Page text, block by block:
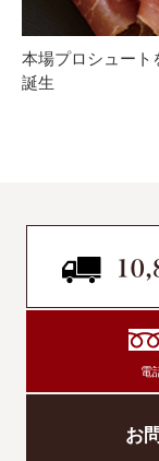
本場プロシュート
誕生
電
お